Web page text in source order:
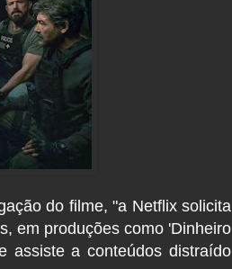
do filme, "a Netflix solicita
em produções como 'Dinheiro
assiste a conteúdos distraído